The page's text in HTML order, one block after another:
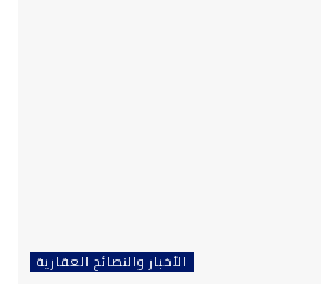
الأخبار والنصائح العقارية